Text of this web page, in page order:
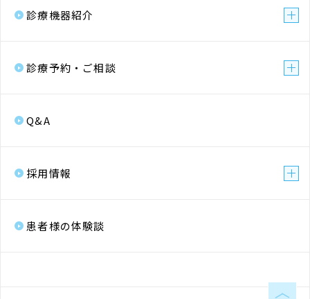
診療機器紹介
診療予約・ご相談
Q&A
採用情報
患者様の体験談